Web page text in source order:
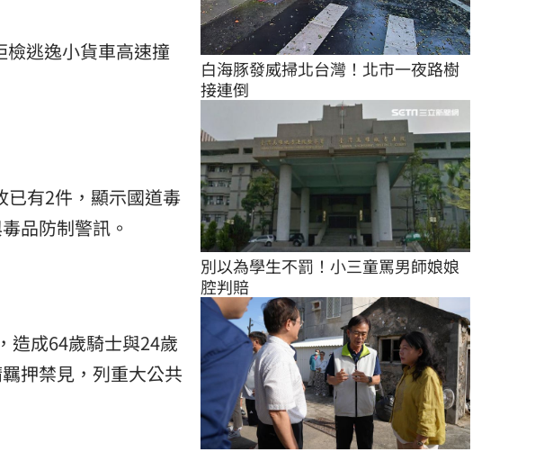
逃逸小貨車高速撞
已有2件，顯示國道毒
品防制警訊。
造成64歲騎士與24歲
押禁見，列重大公共
白海豚發威掃北台灣！北市一夜路樹
接連倒
別以為學生不罰！小三童罵男師娘娘
腔判賠